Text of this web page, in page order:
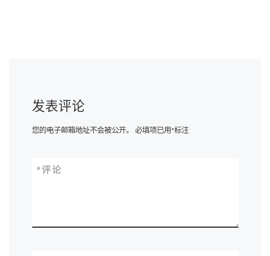
发表评论
您的电子邮箱地址不会被公开。 必填项已用*标注
评论
*